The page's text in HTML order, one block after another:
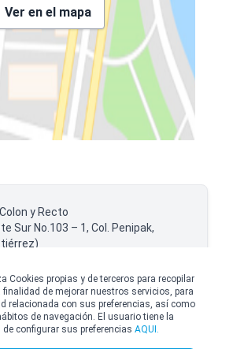
Ver en el mapa
y Recto
Sur No.103 – 1, Col. Penipak,
All Right Reserved. Designed and Developed by
Cookies propias y de terceros para recopilar
de mejorar nuestros servicios, para
relacionada con sus preferencias, así como
de navegación. El usuario tiene la
configurar sus preferencias AQUI.